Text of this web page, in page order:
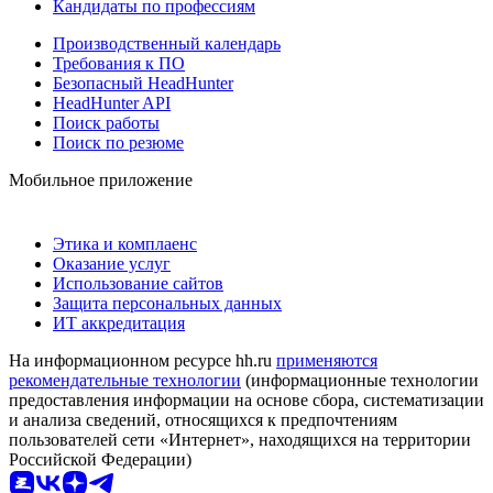
Кандидаты по профессиям
Производственный календарь
Требования к ПО
Безопасный HeadHunter
HeadHunter API
Поиск работы
Поиск по резюме
Мобильное приложение
Этика и комплаенс
Оказание услуг
Использование сайтов
Защита персональных данных
ИТ аккредитация
На информационном ресурсе hh.ru применяются
рекомендательные технологии (информационные технологии
предоставления информации на основе сбора, систематизации
и анализа сведений, относящихся к предпочтениям
пользователей сети «Интернет», находящихся на территории
Российской Федерации)